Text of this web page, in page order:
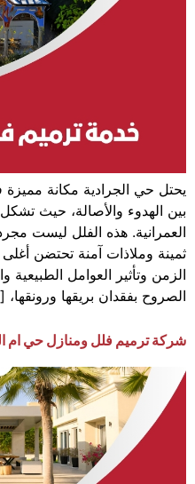
يحتل حي الجرادية مكانة
بين الهدوء والأصالة، حيث
العمرانية. هذه الفلل ليست
ثمينة وملاذات آمنة تحتضن أغلى
الزمن وتأثير العوامل الطبيعية
الصروح بفقدان بريقها
شركة ترميم فلل ومنازل حي ام